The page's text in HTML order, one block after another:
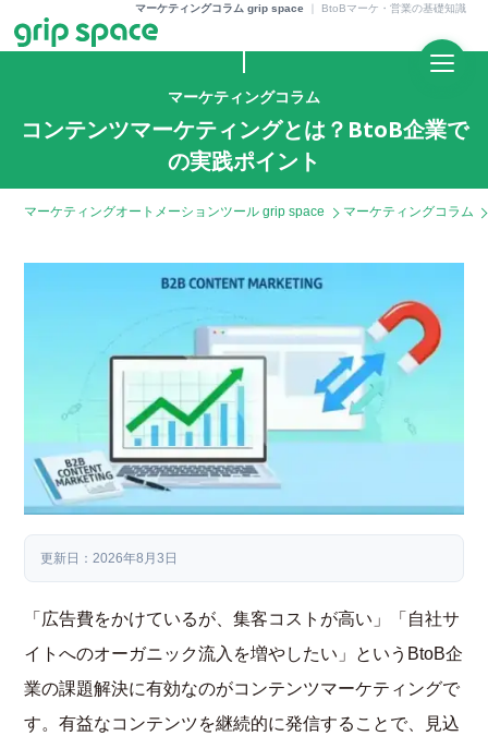
マーケティングコラム grip space BtoBマーケ・営業の基礎知識
マーケティングコラム
コンテンツマーケティングとは？BtoB企業で
の実践ポイント
マーケティングオートメーションツール grip space マーケティングコラム
更新日：2026年8月3日
「広告費をかけているが、集客コストが高い」「自社サ
イトへのオーガニック流入を増やしたい」というBtoB企
業の課題解決に有効なのがコンテンツマーケティングで
す。有益なコンテンツを継続的に発信することで、見込